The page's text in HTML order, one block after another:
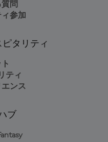
問
参加
タリティ
ティ
ンス
ブ